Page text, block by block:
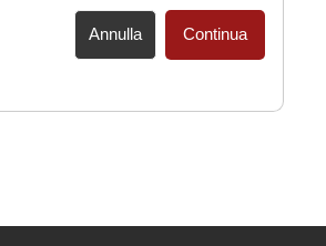
Annulla Continua